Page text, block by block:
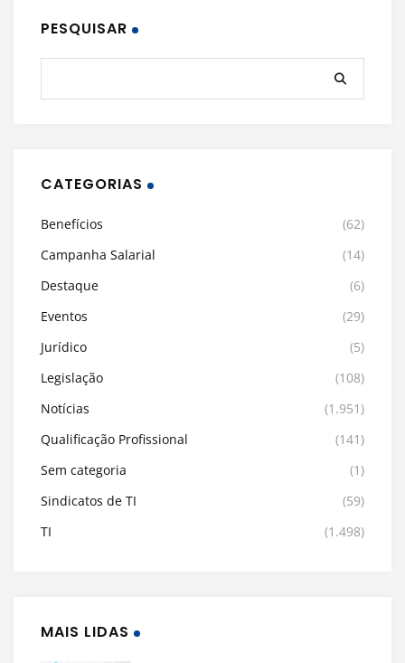
PESQUISAR
CATEGORIAS
Benefícios
(62)
Campanha Salarial
(14)
Destaque
(6)
Eventos
(29)
Jurídico
(5)
Legislação
(108)
Notícias
(1.951)
Qualificação Profissional
(141)
Sem categoria
(1)
Sindicatos de TI
(59)
TI
(1.498)
MAIS LIDAS